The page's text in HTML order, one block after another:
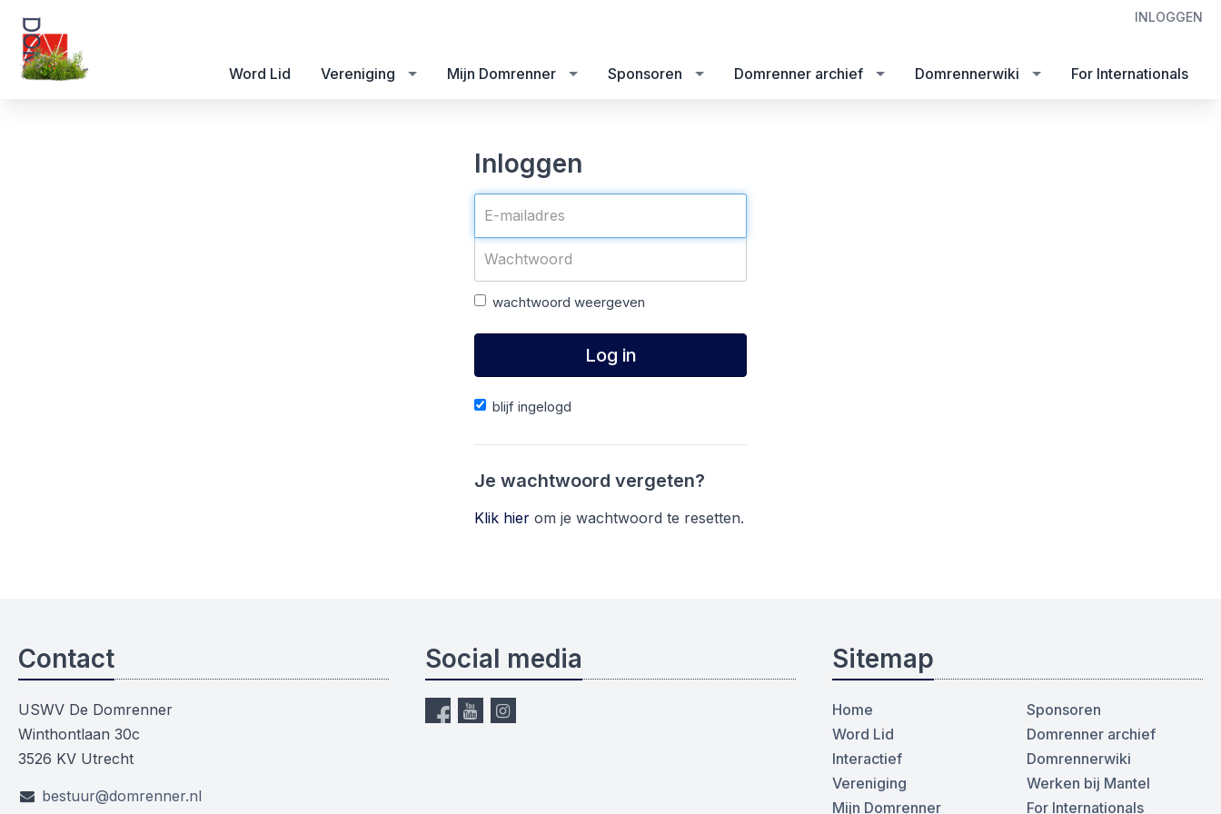
INLOGGEN
Word Lid Vereniging Mijn Domrenner Sponsoren Domrenner archief Domrennerwiki For Internationals
Inloggen
wachtwoord weergeven
Log in
blijf ingelogd
Je wachtwoord vergeten?
Klik hier om je wachtwoord te resetten.
Contact
USWV De Domrenner
Winthontlaan 30c
3526 KV Utrecht
bestuur@domrenner.nl
Social media Sitemap
Home
Word Lid
Interactief
Vereniging
Mijn Domrenner
Sponsoren
Domrenner archief
Domrennerwiki
Werken bij Mantel
For Internationals